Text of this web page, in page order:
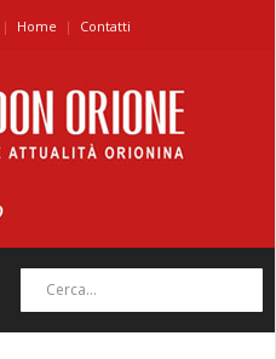
Home Contatti